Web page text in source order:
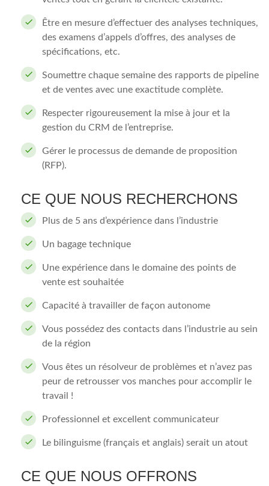
Être en mesure d’effectuer des analyses techniques,
des examens d’appels d’offres, des analyses de
spécifications, etc.
Soumettre chaque semaine des rapports de pipeline
et de ventes avec une exactitude complète.
Respecter rigoureusement la mise à jour et la
gestion du CRM de l’entreprise.
Gérer le processus de demande de proposition
(RFP).
CE QUE NOUS RECHERCHONS
Plus de 5 ans d’expérience dans l’industrie
Un bagage technique
Une expérience dans le domaine des points de
vente est souhaitée
Capacité à travailler de façon autonome
Vous possédez des contacts dans l’industrie au sein
de la région
Vous êtes un résolveur de problèmes et n’avez pas
peur de retrousser vos manches pour accomplir le
travail !
Professionnel et excellent communicateur
Le bilinguisme (français et anglais) serait un atout
CE QUE NOUS OFFRONS